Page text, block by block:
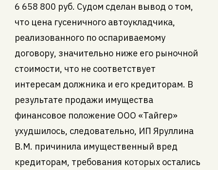
6 658 800 руб. Судом сделан вывод о том,
что цена гусеничного автоукладчика,
реализованного по оспариваемому
договору, значительно ниже его рыночной
стоимости, что не соответствует
интересам должника и его кредиторам. В
результате продажи имущества
финансовое положение ООО «Тайгер»
ухудшилось, следовательно, ИП Яруллина
В.М. причинила имущественный вред
кредиторам, требования которых остались